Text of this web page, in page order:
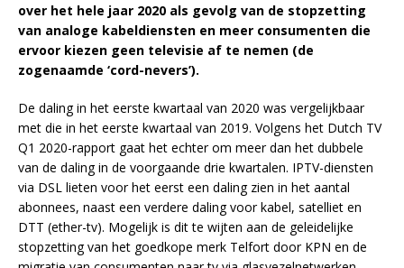
over het hele jaar 2020 als gevolg van de stopzetting
van analoge kabeldiensten en meer consumenten die
ervoor kiezen geen televisie af te nemen (de
zogenaamde ‘cord-nevers’).
De daling in het eerste kwartaal van 2020 was vergelijkbaar
met die in het eerste kwartaal van 2019. Volgens het Dutch TV
Q1 2020-rapport gaat het echter om meer dan het dubbele
van de daling in de voorgaande drie kwartalen. IPTV-diensten
via DSL lieten voor het eerst een daling zien in het aantal
abonnees, naast een verdere daling voor kabel, satelliet en
DTT (ether-tv). Mogelijk is dit te wijten aan de geleidelijke
stopzetting van het goedkope merk Telfort door KPN en de